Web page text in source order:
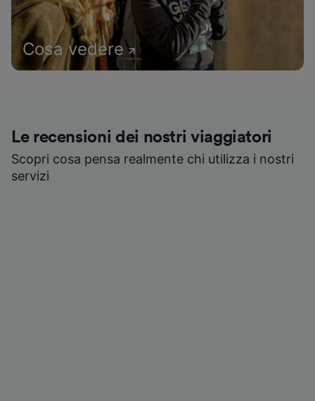
Cosa vedere
Le recensioni dei nostri viaggiatori
Scopri cosa pensa realmente chi utilizza i nostri
servizi